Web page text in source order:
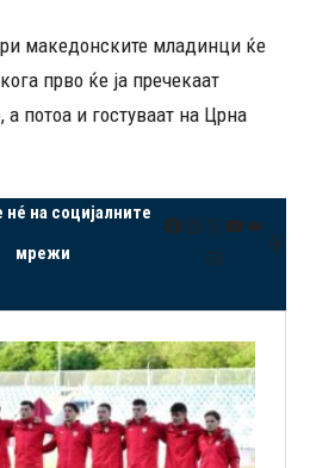
македонските младинци ќе
прво ќе ја пречекаат
потоа и гостуваат на Црна
на социјалните
мрежи
Facebook
Instagram
X YouTube
VK
Mail